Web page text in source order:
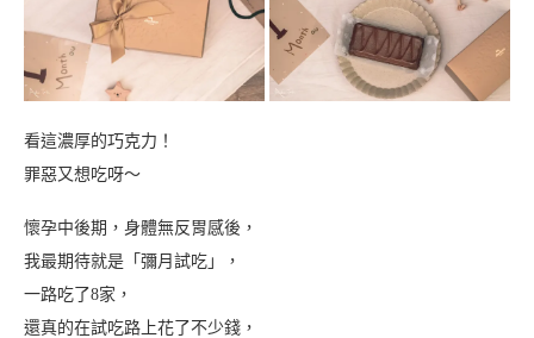
看這濃厚的巧克力！
罪惡又想吃呀～
懷孕中後期，身體無反胃感後，
我最期待就是「彌月試吃」，
一路吃了8家，
還真的在試吃路上花了不少錢，